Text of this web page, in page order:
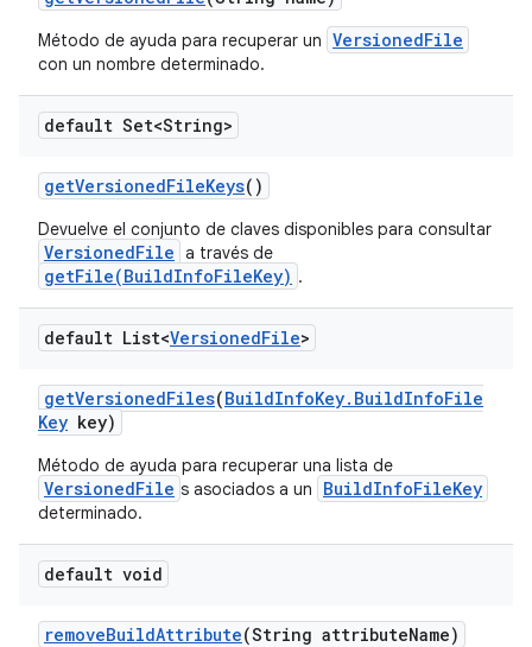
Método de ayuda para recuperar un VersionedFile
con un nombre determinado.
default Set<String>
getVersionedFileKeys()
Devuelve el conjunto de claves disponibles para consultar
VersionedFile a través de
getFile(BuildInfoFileKey) .
default List<VersionedFile>
getVersionedFiles(BuildInfoKey. BuildInfoFile
Key key)
Método de ayuda para recuperar una lista de
VersionedFile s asociados a un BuildInfoFileKey
determinado.
default void
removeBuildAttribute(String attributeName)